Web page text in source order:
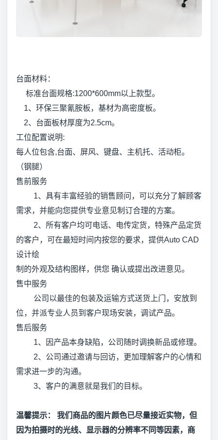
台面材料：
标准台面规格:1200*600mm以上款型。
1、环保三聚氰胺板，基材为高密度板。
2、台面板材厚度为2.5cm。
工位配置说明:
每人位包含,台面、屏风、键盘、主机托、活动柜。
（钢腿）
售前服务
1、具有丰富经验的销售顾问，可以充分了解顾客
需求，并能向您提供专业意见制订合理的方案。
2、所有客户均可电话、电传定货，特殊产品定货
的客户，可在最短时间内按您的要求，提供Auto CAD
设计绘
制的外观及结构图样，供您 确认或提出改进意见。
售中服务
公司以最佳的包装及运输方式送货上门，安放到
位，并派专业人员到客户现场安装，调试产品。
售后服务
1、因产品本身缺陷，公司随时调换新品或修理。
2、公司通过邀请与回访，更加理解客户的心情和
需求进一步的沟通。
3、客户的满意就是我们的目标。
温馨提示： 我们商品的图片颜色已尽量接近实物，但
因为拍摄时的光线、显示器的分辨率不同等因素，商